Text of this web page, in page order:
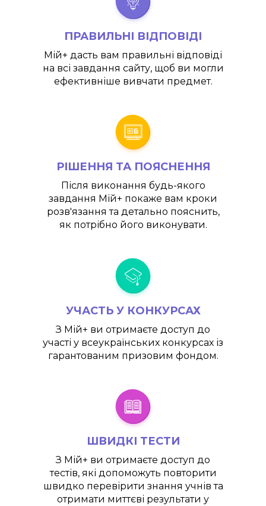
ПРАВИЛЬНІ ВІДПОВІДІ
Мій+ дасть вам правильні відповіді
на всі завдання сайту, щоб ви могли
ефективніше вивчати предмет.
РІШЕННЯ ТА ПОЯСНЕННЯ
Після виконання будь-якого
завдання Мій+ покаже вам кроки
розв'язання та детально пояснить,
як потрібно його виконувати.
УЧАСТЬ У КОНКУРСАХ
З Мій+ ви отримаєте доступ до
участі у всеукраїнських конкурсах із
гарантованим призовим фондом.
ШВИДКІ ТЕСТИ
З Мій+ ви отримаєте доступ до
тестів, які допоможуть повторити
швидко перевірити знання учнів та
отримати миттєві результати у